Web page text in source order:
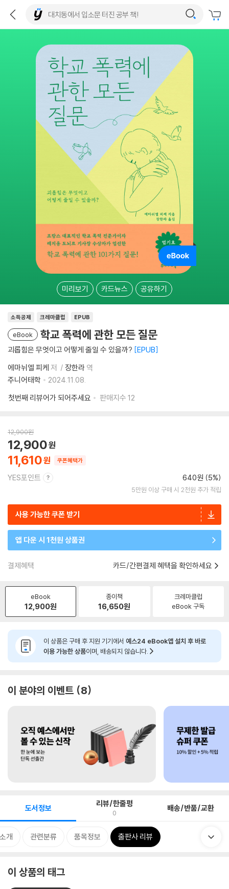
미리보기 카드뉴스 공유하기
소득공제 크레마클럽 EPUB
eBook 학교 폭력에 관한 모든 질문
괴롭힘은 무엇이고 어떻게 줄일 수 있을까? EPUB
에마뉘엘 피케 저 장한라 역
주니어태학
2024.11.08.
첫번째 리뷰어가 되어주세요
판매지수 12
12,900원
11,610
12,900
쿠폰혜택가
YES포인트 640원 (5%)
5만원 이상 구매 시 2천원 추가 적립
사용 가능한 쿠폰 받기
앱 다운 시 1천원 상품권
결제혜택 카드/간편결제 혜택을 확인하세요
eBook
12,900원
종이책
16,650원
크레마클럽
eBook 구독
이 상품은 구매 후 지원 기기에서 예스24 eBook앱 설치 후 바로
이용 가능한 상품이며, 배송되지 않습니다.
이 분야의 이벤트 8
도서정보 리뷰/한줄평
0 배송/반품/교환
개 관련분류 품목정보 출판사 리뷰
이 상품의 태그